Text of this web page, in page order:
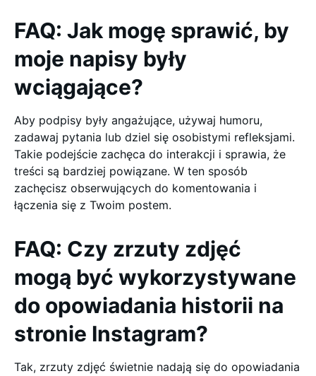
FAQ: Jak mogę sprawić, by
moje napisy były
wciągające?
Aby podpisy były angażujące, używaj humoru,
zadawaj pytania lub dziel się osobistymi refleksjami.
Takie podejście zachęca do interakcji i sprawia, że
treści są bardziej powiązane. W ten sposób
zachęcisz obserwujących do komentowania i
łączenia się z Twoim postem.
FAQ: Czy zrzuty zdjęć
mogą być wykorzystywane
do opowiadania historii na
stronie Instagram?
Tak, zrzuty zdjęć świetnie nadają się do opowiadania